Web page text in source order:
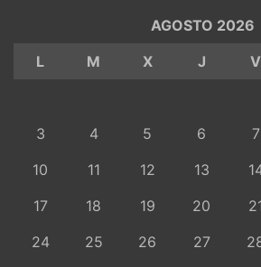
AGOSTO 2026
L
M X J V
3
4 5 6 7
10
11 12 13
17
18 19 20
24
25 26 27